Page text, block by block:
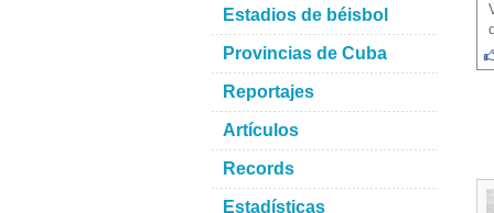
Estadios de béisbol
Provincias de Cuba
Reportajes
Artículos
Records
Estadísticas